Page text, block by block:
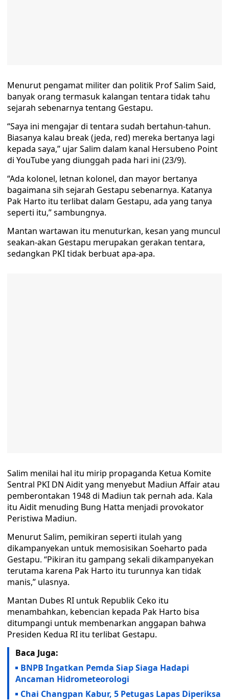
Menurut pengamat militer dan politik Prof Salim Said,
banyak orang termasuk kalangan tentara tidak tahu
sejarah sebenarnya tentang Gestapu.
“Saya ini mengajar di tentara sudah bertahun-tahun.
Biasanya kalau break (jeda, red) mereka bertanya lagi
kepada saya,” ujar Salim dalam kanal Hersubeno Point
di YouTube yang diunggah pada hari ini (23/9).
“Ada kolonel, letnan kolonel, dan mayor bertanya
bagaimana sih sejarah Gestapu sebenarnya. Katanya
Pak Harto itu terlibat dalam Gestapu, ada yang tanya
seperti itu,” sambungnya.
Mantan wartawan itu menuturkan, kesan yang muncul
seakan-akan Gestapu merupakan gerakan tentara,
sedangkan PKI tidak berbuat apa-apa.
Salim menilai hal itu mirip propaganda Ketua Komite
Sentral PKI DN Aidit yang menyebut Madiun Affair atau
pemberontakan 1948 di Madiun tak pernah ada. Kala
itu Aidit menuding Bung Hatta menjadi provokator
Peristiwa Madiun.
Menurut Salim, pemikiran seperti itulah yang
dikampanyekan untuk memosisikan Soeharto pada
Gestapu. “Pikiran itu gampang sekali dikampanyekan
terutama karena Pak Harto itu turunnya kan tidak
manis,” ulasnya.
Mantan Dubes RI untuk Republik Ceko itu
menambahkan, kebencian kepada Pak Harto bisa
ditumpangi untuk membenarkan anggapan bahwa
Presiden Kedua RI itu terlibat Gestapu.
Baca Juga:
BNPB Ingatkan Pemda Siap Siaga Hadapi
Ancaman Hidrometeorologi
Chai Changpan Kabur, 5 Petugas Lapas Diperiksa